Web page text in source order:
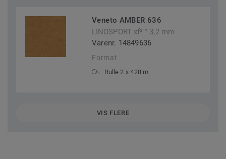
Veneto AMBER 636
LINOSPORT xf²™ 3,2 mm
Varenr. 14849636
Format
Rulle 2 x ≤28 m
VIS FLERE